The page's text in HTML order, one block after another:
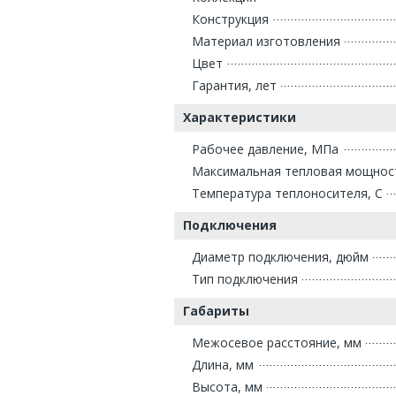
Конструкция
Материал изготовления
Цвет
Гарантия, лет
Характеристики
Рабочее давление, МПа
Максимальная тепловая
Температура теплоносителя, С
Подключения
Диаметр подключения, дюйм
Тип подключения
Габариты
Межосевое расстояние, мм
Длина, мм
Высота, мм